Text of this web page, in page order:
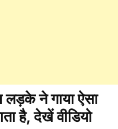
लड़के ने गाया ऐसा
है, देखें वीडियो